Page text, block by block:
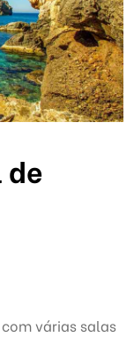
de
várias salas